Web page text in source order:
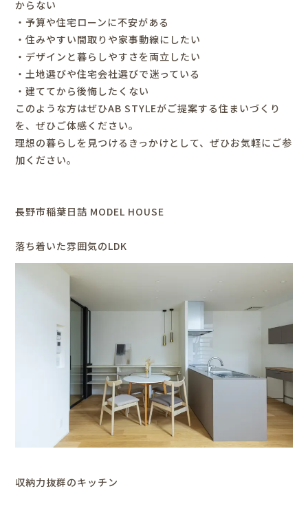
からない
・予算や住宅ローンに不安がある
・住みやすい間取りや家事動線にしたい
・デザインと暮らしやすさを両立したい
・土地選びや住宅会社選びで迷っている
・建ててから後悔したくない
このような方はぜひAB STYLEがご提案する住まいづくり
を、ぜひご体感ください。
理想の暮らしを見つけるきっかけとして、ぜひお気軽にご参
加ください。
長野市稲葉日詰 MODEL HOUSE
落ち着いた雰囲気のLDK
収納力抜群のキッチン